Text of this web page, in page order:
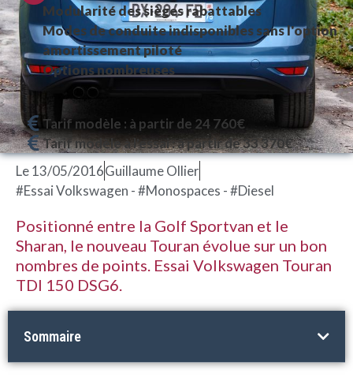
Modularité des sièges rabattables
Modes de conduite indisponibles sans l'option
amortissement piloté
Options nombreuses
Tarif modèle : à partir de 24 760€
Tarif modèle à l'essai : à partir de 33 370€
Le13/05/2016Guillaume Ollier
#Essai Volkswagen - #Monospaces - #Diesel
Positionné entre la Golf Sportvan et le
Sharan, le nouveau Touran évolue sur un bon
nombres de points. Essai Volkswagen Touran
TDI 150 DSG6.
Sommaire